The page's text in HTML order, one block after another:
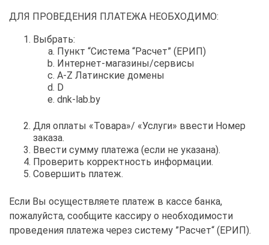
ДЛЯ ПРОВЕДЕНИЯ ПЛАТЕЖА НЕОБХОДИМО:
Выбрать:
Пункт “Система “Расчет” (ЕРИП)
Интернет-магазины/сервисы
A-Z Латинские домены
D
dnk-lab.by
Для оплаты «Товара»/ «Услуги» ввести Номер
заказа.
Ввести сумму платежа (если не указана).
Проверить корректность информации.
Совершить платеж.
Если Вы осуществляете платеж в кассе банка,
пожалуйста, сообщите кассиру о необходимости
проведения платежа через систему ”Расчет“ (ЕРИП).